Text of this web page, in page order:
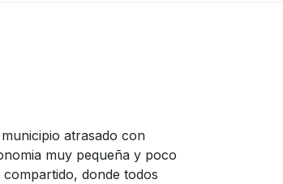
atrasado con
muy pequeña y poco
donde todos